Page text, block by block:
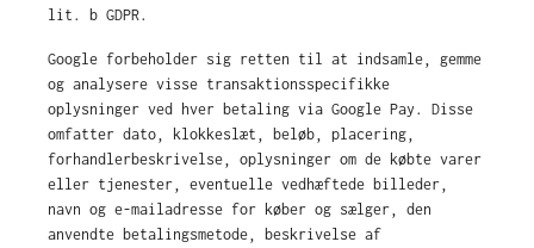
lit. b GDPR.
Google forbeholder sig retten til at indsamle, gemme
og analysere visse transaktionsspecifikke
oplysninger ved hver betaling via Google Pay. Disse
omfatter dato, klokkeslæt, beløb, placering,
forhandlerbeskrivelse, oplysninger om de købte varer
eller tjenester, eventuelle vedhæftede billeder,
navn og e-mailadresse for køber og sælger, den
anvendte betalingsmetode, beskrivelse af